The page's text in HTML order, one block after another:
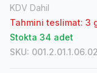
KDV Dahil
Tahmini teslimat: 3
Stokta 34 adet
SKU: 001.2.01.1.06.02